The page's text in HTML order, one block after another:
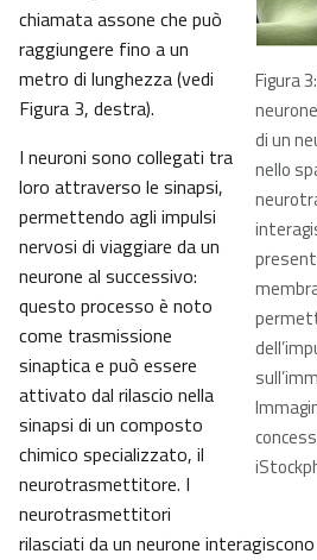
Figura
di un
nello
chiamata assone che può
raggiungere fino a un
metro di lunghezza (vedi
Figura 3, destra).
I neuroni sono collegati tra
loro attraverso le sinapsi,
permettendo agli impulsi
nervosi di viaggiare da un
neurone al successivo:
questo processo è noto
come trasmissione
sinaptica e può essere
attivato dal rilascio nella
sinapsi di un composto
chimico specializzato, il
neurotrasmettitore. I
neurotrasmettitori
rilasciati da un neurone